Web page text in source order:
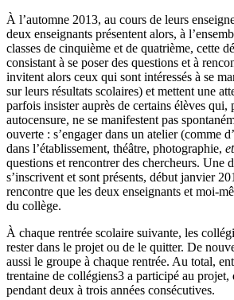
À l’automne 2013, au cours de leurs
deux enseignants présentent alors, à
classes de cinquième et de quatrième, cette
consistant à se poser des questions et à
invitent alors ceux qui sont intéressés à se
sur leurs résultats scolaires) et mettent une
parfois insister auprès de certains élèves qui,
autocensure, ne se manifestent pas
ouverte : s’engager dans un atelier (comme
dans l’établissement, théâtre, photographie,
questions et rencontrer des chercheurs. Une
s’inscrivent et sont présents, début janvier
rencontre que les deux enseignants et moi-
du collège.
À chaque rentrée scolaire suivante, les
rester dans le projet ou de le quitter. De
aussi le groupe à chaque rentrée. Au total,
trentaine de collégiens3 a participé au
pendant deux à trois années consécutives.